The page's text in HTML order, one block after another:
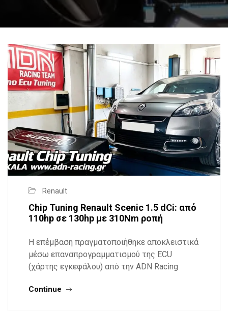
Renault
Chip Tuning Renault Scenic 1.5 dCi: από
110hp σε 130hp με 310Nm ροπή
Η επέμβαση πραγματοποιήθηκε αποκλειστικά
μέσω επαναπρογραμματισμού της ECU
(χάρτης εγκεφάλου) από την ADN Racing
Continue